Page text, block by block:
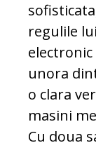
regulile
electronic
unora
o clara
masini
Cu doua